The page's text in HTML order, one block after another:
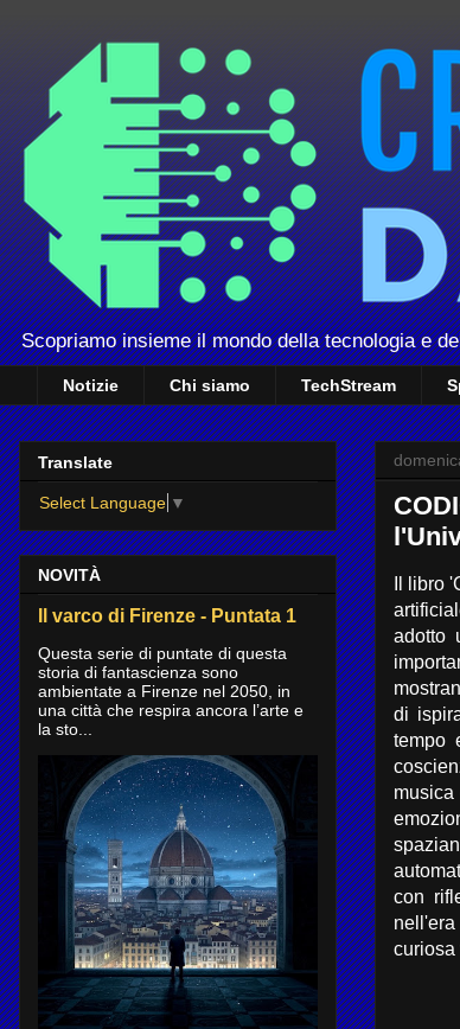
Scopriamo insieme il mondo della tecnologia e
Notizie Chi siamo TechStream
Il libro
adotto
di
tempo
con
curiosa
Translate
Select Language ▼
NOVITÀ
Il varco di Firenze - Puntata 1
Questa serie di puntate di questa
storia di fantascienza sono
ambientate a Firenze nel 2050, in
una città che respira ancora l’arte e
la sto...